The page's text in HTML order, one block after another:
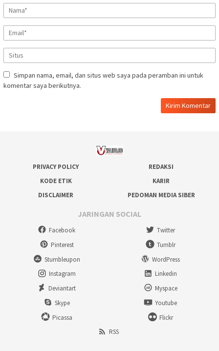
Simpan nama, email, dan situs web saya pada peramban ini untuk
komentar saya berikutnya.
PRIVACY POLICY
REDAKSI
KODE ETIK
KARIR
DISCLAIMER
PEDOMAN MEDIA SIBER
JARINGAN SOCIAL
Facebook
Twitter
Pinterest
Tumblr
Stumbleupon
WordPress
Instagram
Linkedin
Deviantart
Myspace
Skype
Youtube
Picassa
Flickr
RSS